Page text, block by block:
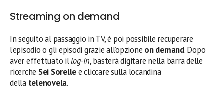
Streaming on demand
In seguito al passaggio in TV, è poi possibile recuperare
l’episodio o gli episodi grazie all’opzione on demand. Dopo
aver effettuato illog-in, basterà digitare nella barra delle
ricerche Sei Sorellee cliccare sulla locandina
della telenovela.